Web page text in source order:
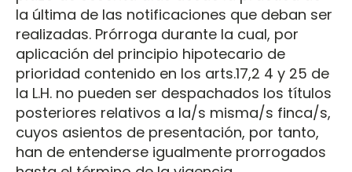
la última de las notificaciones que deban ser
realizadas. Prórroga durante la cual, por
aplicación del principio hipotecario de
prioridad contenido en los arts.17,2 4 y 25 de
la L.H. no pueden ser despachados los títulos
posteriores relativos a la/s misma/s finca/s,
cuyos asientos de presentación, por tanto,
han de entenderse igualmente prorrogados